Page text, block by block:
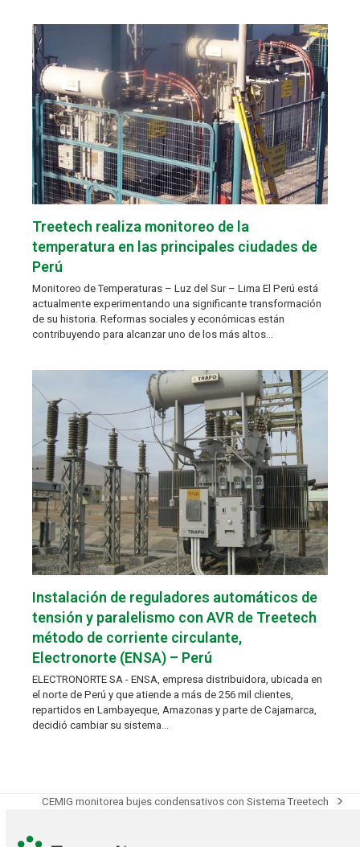
Treetech realiza monitoreo de la
temperatura en las principales ciudades de
Perú
Monitoreo de Temperaturas – Luz del Sur – Lima El Perú está
actualmente experimentando una significante transformación
de su historia. Reformas sociales y económicas están
contribuyendo para alcanzar uno de los más altos…
Instalación de reguladores automáticos de
tensión y paralelismo con AVR de Treetech
método de corriente circulante,
Electronorte (ENSA) – Perú
ELECTRONORTE SA - ENSA, empresa distribuidora, ubicada en
el norte de Perú y que atiende a más de 256 mil clientes,
repartidos en Lambayeque, Amazonas y parte de Cajamarca,
decidió cambiar su sistema…
next
CEMIG monitorea bujes condensativos con Sistema Treetech